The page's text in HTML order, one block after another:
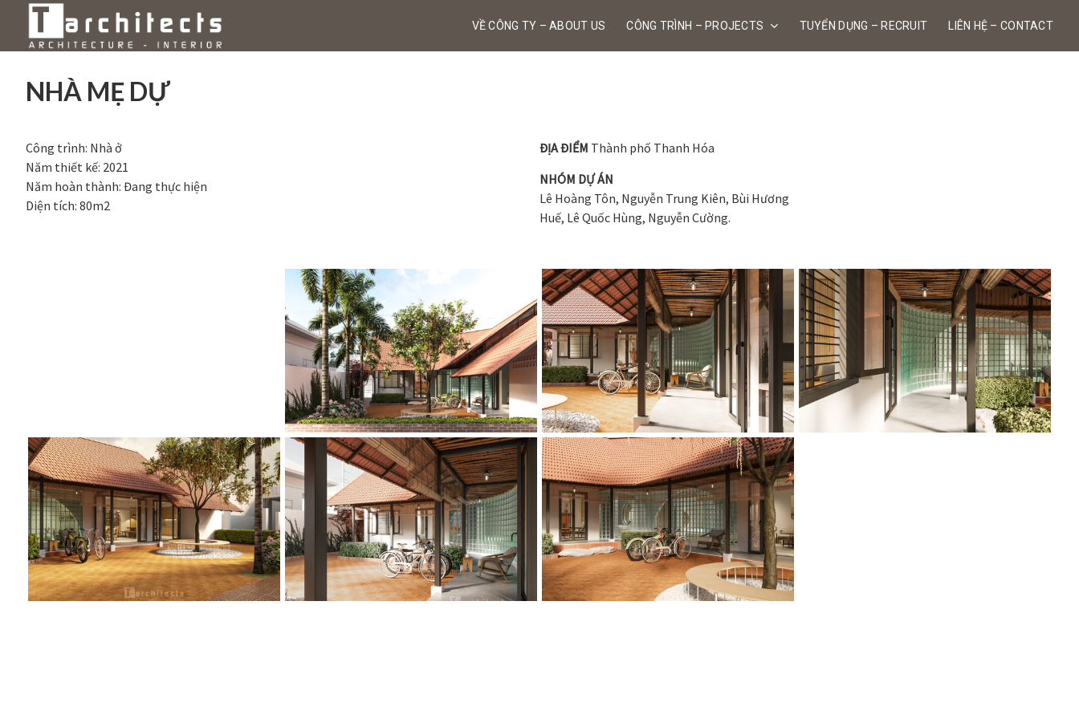
content
VỀ CÔNG TY – ABOUT US CÔNG TRÌNH – PROJECTS TUYỂN DỤNG – RECRUIT LIÊN HỆ – CONTACT
NHÀ MẸ DỰ
Công trình: Nhà ở
Năm thiết kế: 2021
Năm hoàn thành: Đang thực hiện
Diện tích: 80m2
ĐỊA ĐIỂM Thành phố Thanh Hóa
NHÓM DỰ ÁN
Lê Hoàng Tôn, Nguyễn Trung Kiên, Bùi Hương
Huế, Lê Quốc Hùng, Nguyễn Cường.